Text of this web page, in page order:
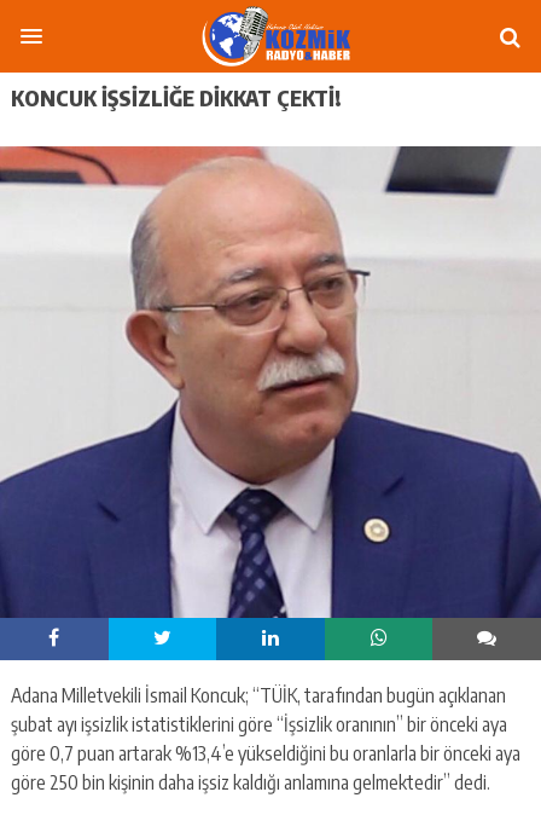
KONCUK İŞSİZLİĞE DİKKAT ÇEKTİ!
Adana Milletvekili İsmail Koncuk; “TÜİK, tarafından bugün açıklanan
şubat ayı işsizlik istatistiklerini göre “İşsizlik oranının” bir önceki aya
göre 0,7 puan artarak %13,4’e yükseldiğini bu oranlarla bir önceki aya
göre 250 bin kişinin daha işsiz kaldığı anlamına gelmektedir” dedi.